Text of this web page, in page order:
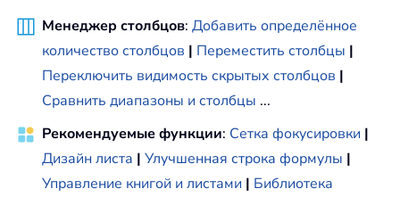
Менеджер столбцов: Добавить определённое
количество столбцов | Переместить столбцы |
Переключить видимость скрытых столбцов |
Сравнить диапазоны и столбцы ...
Рекомендуемые функции: Сетка фокусировки |
Дизайн листа | Улучшенная строка формулы |
Управление книгой и листами | Библиотека